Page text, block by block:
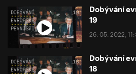
Dobývání
19
26. 05. 2022,
Dobývání
18